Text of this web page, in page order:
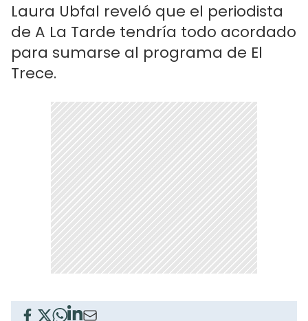
Laura Ubfal reveló que el periodista
de A La Tarde tendría todo acordado
para sumarse al programa de El
Trece.